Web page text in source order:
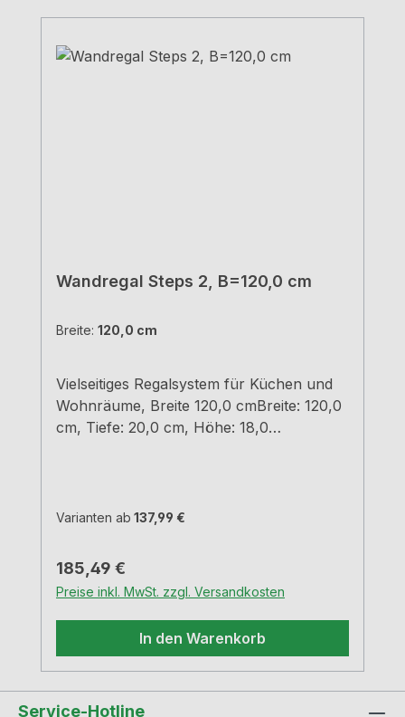
Wandregal Steps 2, B=120,0 cm
Breite: 120,0 cm
Vielseitiges Regalsystem für Küchen und
Wohnräume, Breite 120,0 cmBreite: 120,0
cm, Tiefe: 20,0 cm, Höhe: 18,0
BefestigungTragkraft 7,5 - 12 kg je nach
Varianten ab 137,99 €
Regulärer Preis:
185,49 €
Preise inkl. MwSt. zzgl. Versandkosten
In den Warenkorb
Service-Hotline